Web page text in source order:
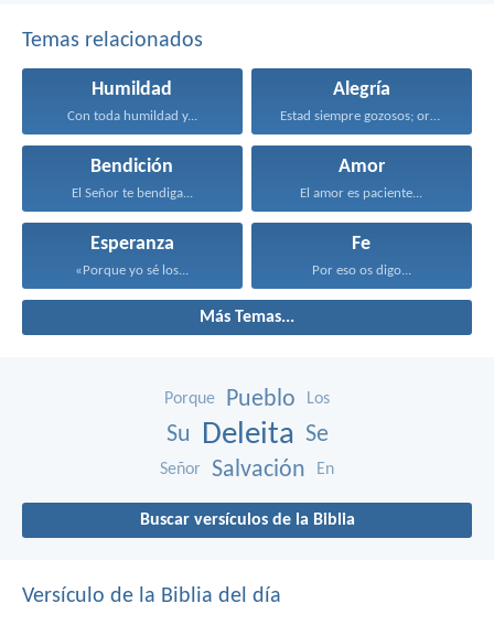
Temas relacionados
Humildad
Con toda humildad y...
Alegría
Estad siempre gozosos; orad...
Bendición
El Señor te bendiga...
Amor
El amor es paciente...
Esperanza
«Porque yo sé los...
Fe
Por eso os digo...
Más Temas...
Porque Pueblo Los
Su Deleita Se
Señor Salvación En
Buscar versículos de la Biblia
Versículo de la Biblia del día